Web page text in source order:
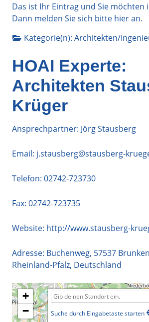
Das ist Ihr Eintrag und Sie möchten
Dann melden Sie sich bitte hieran.
Kategorie(n): Architekten/
HOAI Experte:
Architekten
Krüger
Ansprechpartner: Jörg Stausberg
Email: j.stausberg@stausberg-
Telefon: 02742-723730
Fax: 02742-723735
Website: http://www.stausberg-
Adresse: Buchenweg, 57537
Rheinland-Pfalz, Deutschland
+
−
Suche durch Eingabetaste starten